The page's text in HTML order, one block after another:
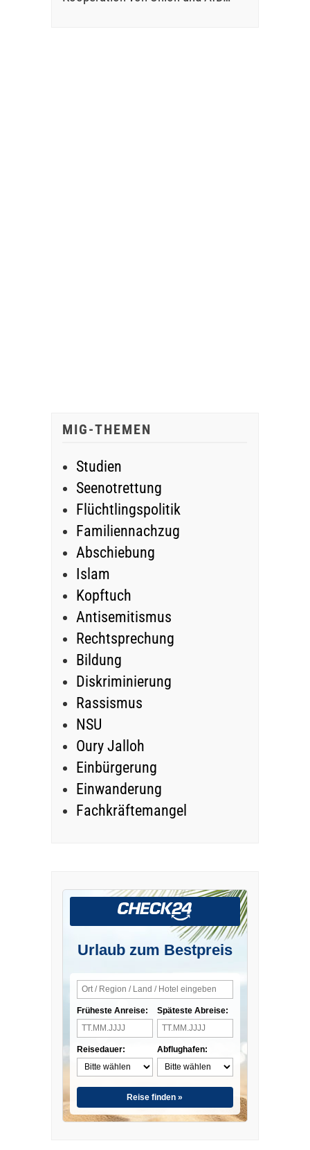
MIG-THEMEN
Studien
Seenotrettung
Flüchtlingspolitik
Familiennachzug
Abschiebung
Islam
Kopftuch
Antisemitismus
Rechtsprechung
Bildung
Diskriminierung
Rassismus
NSU
Oury Jalloh
Einbürgerung
Einwanderung
Fachkräftemangel
Urlaub zum Bestpreis
Früheste Anreise:
Reisedauer:
Späteste Abreise:
Abflughafen:
Reise finden »